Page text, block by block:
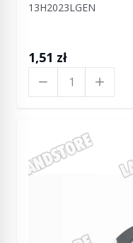
13H2023LGEN
1,51 zł